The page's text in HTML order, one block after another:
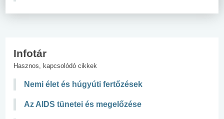
Infotár
Hasznos, kapcsolódó cikkek
Nemi élet és húgyúti fertőzések
Az AIDS tünetei és megelőzése